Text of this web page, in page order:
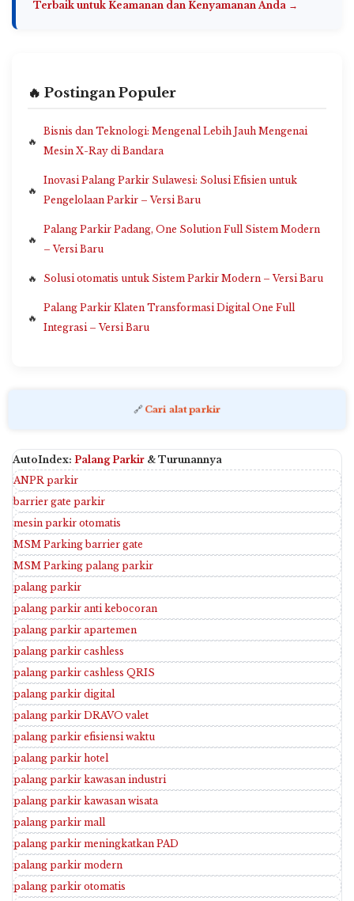
Terbaik untuk Keamanan dan Kenyamanan Anda →
🔥 Postingan Populer
Bisnis dan Teknologi: Mengenal Lebih Jauh Mengenai
Mesin X-Ray di Bandara
Inovasi Palang Parkir Sulawesi: Solusi Efisien untuk
Pengelolaan Parkir – Versi Baru
Palang Parkir Padang, One Solution Full Sistem Modern
– Versi Baru
Solusi otomatis untuk Sistem Parkir Modern – Versi Baru
Palang Parkir Klaten Transformasi Digital One Full
Integrasi – Versi Baru
🔗 Cari alat parkir
AutoIndex: Palang Parkir & Turunannya
ANPR parkir
barrier gate parkir
mesin parkir otomatis
MSM Parking barrier gate
MSM Parking palang parkir
palang parkir
palang parkir anti kebocoran
palang parkir apartemen
palang parkir cashless
palang parkir cashless QRIS
palang parkir digital
palang parkir DRAVO valet
palang parkir efisiensi waktu
palang parkir hotel
palang parkir kawasan industri
palang parkir kawasan wisata
palang parkir mall
palang parkir meningkatkan PAD
palang parkir modern
palang parkir otomatis